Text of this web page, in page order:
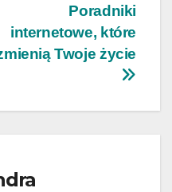
Poradniki
internetowe, które
Twoje życie